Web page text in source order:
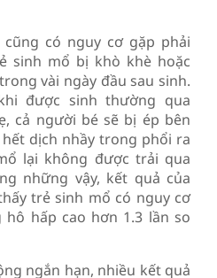
có nguy cơ gặp phải
sinh mổ bị khò khè hoặc
vài ngày đầu sau sinh.
được sinh thường qua
cả người bé sẽ bị ép bên
dịch nhầy trong phổi ra
lại không được trải qua
những vậy, kết quả của
trẻ sinh mổ có nguy cơ
hấp cao hơn 1.3 lần so
ngắn hạn, nhiều kết quả